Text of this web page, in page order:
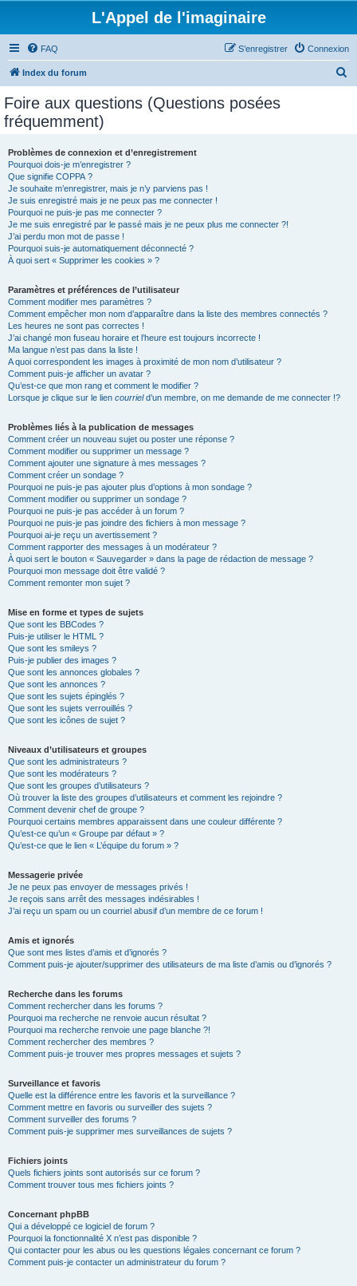
L'Appel de l'imaginaire
FAQ Connexion
S’enregistrer
Index du forum
Foire aux questions (Questions posées
fréquemment)
Problèmes de connexion et d’enregistrement
Pourquoi dois-je m’enregistrer ?
Que signifie COPPA ?
Je souhaite m’enregistrer, mais je n’y parviens pas !
Je suis enregistré mais je ne peux pas me connecter !
Pourquoi ne puis-je pas me connecter ?
Je me suis enregistré par le passé mais je ne peux plus me connecter ?!
J’ai perdu mon mot de passe !
Pourquoi suis-je automatiquement déconnecté ?
À quoi sert « Supprimer les cookies » ?
Paramètres et préférences de l’utilisateur
Comment modifier mes paramètres ?
Comment empêcher mon nom d’apparaître dans la liste des membres connectés ?
Les heures ne sont pas correctes !
J’ai changé mon fuseau horaire et l’heure est toujours incorrecte !
Ma langue n’est pas dans la liste !
A quoi correspondent les images à proximité de mon nom d’utilisateur ?
Comment puis-je afficher un avatar ?
Qu’est-ce que mon rang et comment le modifier ?
Lorsque je clique sur le lien courrield’un membre, on me demande de me connecter !?
Problèmes liés à la publication de messages
Comment créer un nouveau sujet ou poster une réponse ?
Comment modifier ou supprimer un message ?
Comment ajouter une signature à mes messages ?
Comment créer un sondage ?
Pourquoi ne puis-je pas ajouter plus d’options à mon sondage ?
Comment modifier ou supprimer un sondage ?
Pourquoi ne puis-je pas accéder à un forum ?
Pourquoi ne puis-je pas joindre des fichiers à mon message ?
Pourquoi ai-je reçu un avertissement ?
Comment rapporter des messages à un modérateur ?
À quoi sert le bouton « Sauvegarder » dans la page de rédaction de message ?
Pourquoi mon message doit être validé ?
Comment remonter mon sujet ?
Mise en forme et types de sujets
Que sont les BBCodes ?
Puis-je utiliser le HTML ?
Que sont les smileys ?
Puis-je publier des images ?
Que sont les annonces globales ?
Que sont les annonces ?
Que sont les sujets épinglés ?
Que sont les sujets verrouillés ?
Que sont les icônes de sujet ?
Niveaux d’utilisateurs et groupes
Que sont les administrateurs ?
Que sont les modérateurs ?
Que sont les groupes d’utilisateurs ?
Où trouver la liste des groupes d’utilisateurs et comment les rejoindre ?
Comment devenir chef de groupe ?
Pourquoi certains membres apparaissent dans une couleur différente ?
Qu’est-ce qu’un « Groupe par défaut » ?
Qu’est-ce que le lien « L’équipe du forum » ?
Messagerie privée
Je ne peux pas envoyer de messages privés !
Je reçois sans arrêt des messages indésirables !
J’ai reçu un spam ou un courriel abusif d’un membre de ce forum !
Amis et ignorés
Que sont mes listes d’amis et d’ignorés ?
Comment puis-je ajouter/supprimer des utilisateurs de ma liste d’amis ou d’ignorés ?
Recherche dans les forums
Comment rechercher dans les forums ?
Pourquoi ma recherche ne renvoie aucun résultat ?
Pourquoi ma recherche renvoie une page blanche ?!
Comment rechercher des membres ?
Comment puis-je trouver mes propres messages et sujets ?
Surveillance et favoris
Quelle est la différence entre les favoris et la surveillance ?
Comment mettre en favoris ou surveiller des sujets ?
Comment surveiller des forums ?
Comment puis-je supprimer mes surveillances de sujets ?
Fichiers joints
Quels fichiers joints sont autorisés sur ce forum ?
Comment trouver tous mes fichiers joints ?
Concernant phpBB
Qui a développé ce logiciel de forum ?
Pourquoi la fonctionnalité X n’est pas disponible ?
Qui contacter pour les abus ou les questions légales concernant ce forum ?
Comment puis-je contacter un administrateur du forum ?